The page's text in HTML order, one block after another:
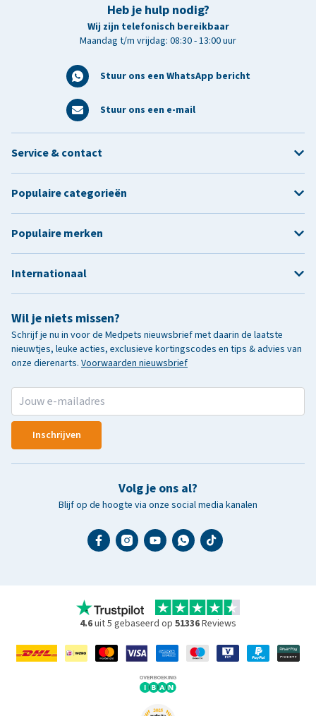
Heb je hulp nodig?
Wij zijn telefonisch bereikbaar
Maandag t/m vrijdag: 08:30 - 13:00 uur
Stuur ons een WhatsApp bericht
Stuur ons een e-mail
Wil je niets missen?
Schrijf je nu in voor de Medpets nieuwsbrief met daarin de laatste
nieuwtjes, leuke acties, exclusieve kortingscodes en tips & advies van
onze dierenarts. Voorwaarden nieuwsbrief
Inschrijven
Volg je ons al?
Blijf op de hoogte via onze social media kanalen
Service & contact
Populaire categorieën
Populaire merken
Internationaal
4.6uit 5 gebaseerd op 51336Reviews